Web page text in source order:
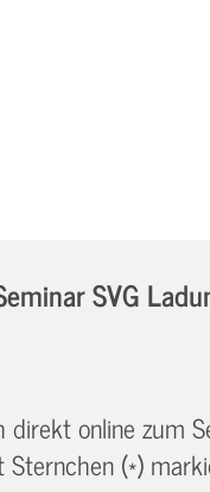
SVG
direkt online zum
(*)